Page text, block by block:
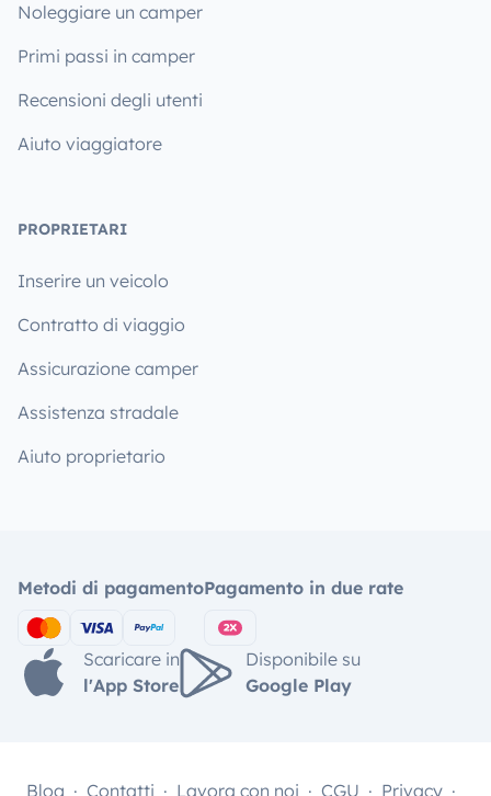
Noleggiare un camper
Primi passi in camper
Recensioni degli utenti
Aiuto viaggiatore
PROPRIETARI
Inserire un veicolo
Contratto di viaggio
Assicurazione camper
Assistenza stradale
Aiuto proprietario
Metodi di pagamentoPagamento in due rate
Scaricare in
l'App Store
Disponibile su
Google Play
Blog Contatti Lavora con noi CGU Privacy